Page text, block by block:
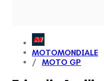
MOTOMONDIALE
MOTO GP